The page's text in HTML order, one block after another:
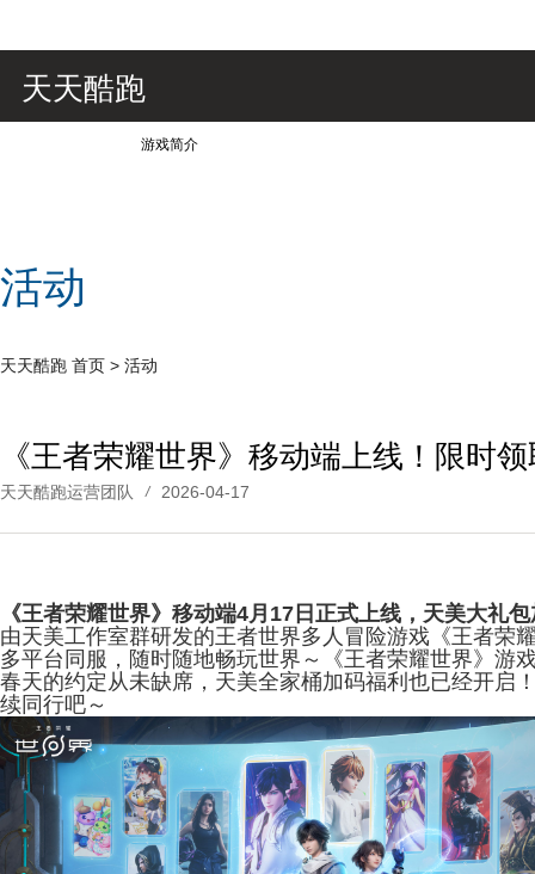
天天酷跑
游戏简介
活动
天天酷跑 首页 > 活动
天天酷跑运营团队 / 2026-04-17
《王者荣耀世界》移动端4月17日正式上线，天美大礼
由天美工作室群研发的王者世界多人冒险游戏《王者荣
多平台同服，随时随地畅玩世界～《王者荣耀世界》游
春天的约定从未缺席，天美全家桶加码福利也已经开启
续同行吧～